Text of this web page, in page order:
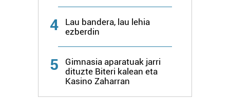
4
Lau bandera, lau lehia
ezberdin
5
Gimnasia aparatuak jarri
dituzte Biteri kalean eta
Kasino Zaharran